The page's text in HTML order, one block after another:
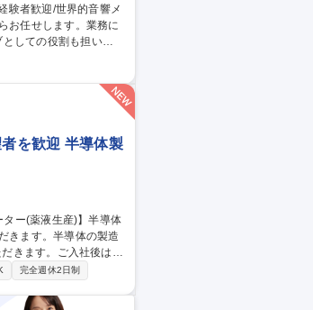
しての役割も担いま
不合格時の社内外対応
を歓迎 半導体製
きます。ご入社後はO
日本やアジア拠点に
完全週休2日制